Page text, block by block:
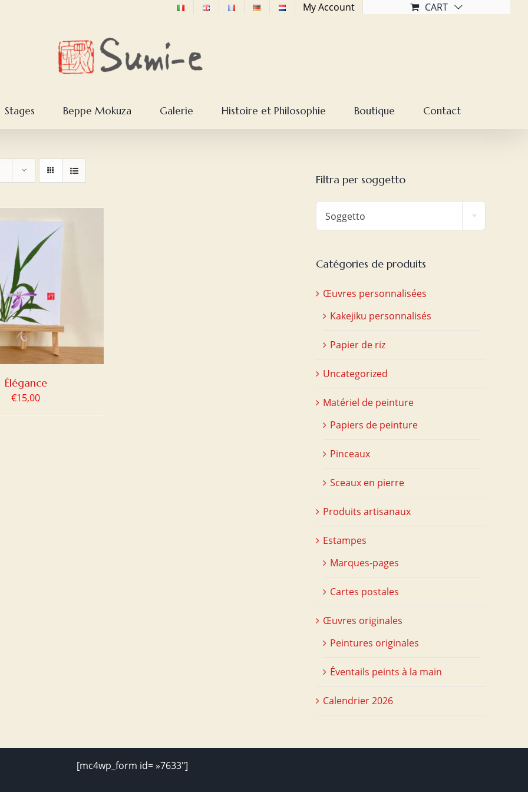
My Account CART
Stages Beppe Mokuza Galerie Histoire et Philosophie Boutique Contact
Élégance
€15,00
Filtra per soggetto
Soggetto
Catégories de produits
Œuvres personnalisées
Kakejiku personnalisés
Papier de riz
Uncategorized
Matériel de peinture
Papiers de peinture
Pinceaux
Sceaux en pierre
Produits artisanaux
Estampes
Marques-pages
Cartes postales
Œuvres originales
Peintures originales
Éventails peints à la main
Calendrier 2026
[mc4wp_form id= »7633″]